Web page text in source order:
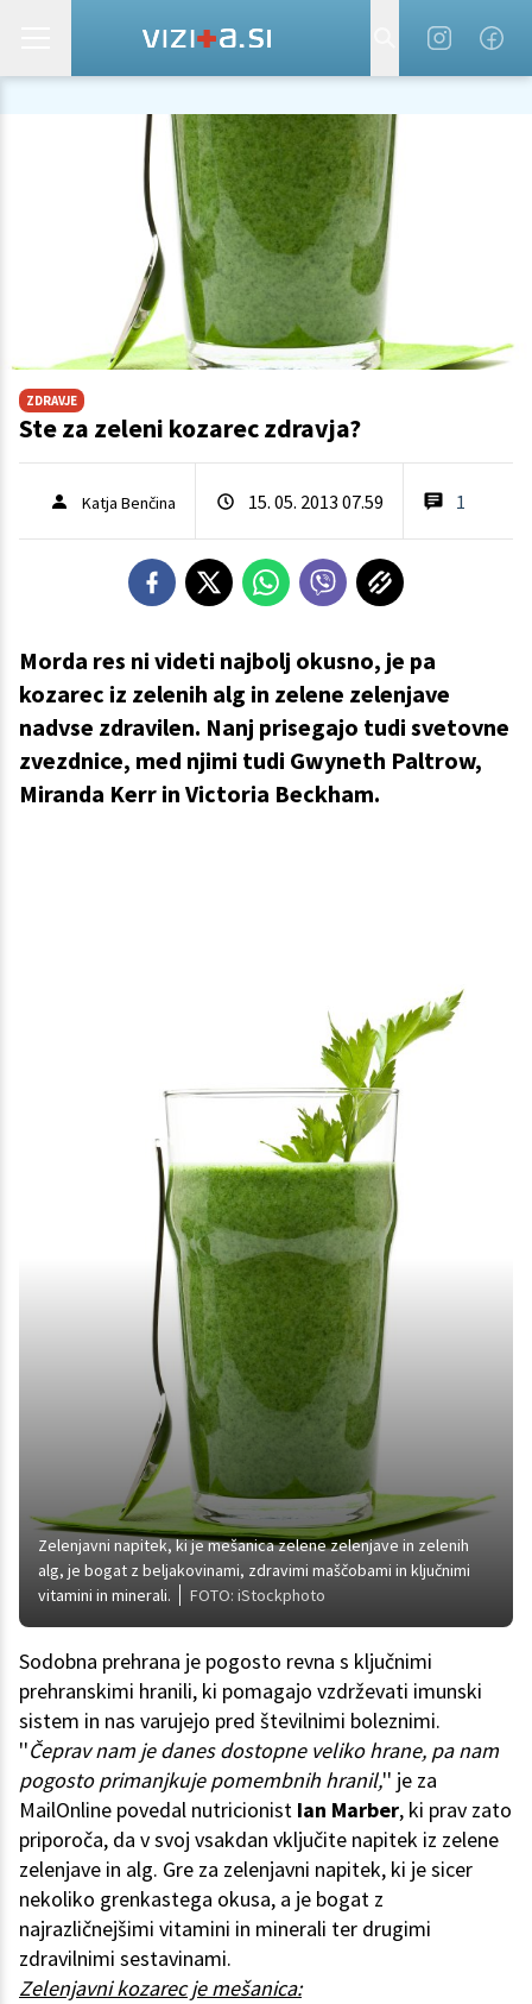
ZDRAVJE
Ste za zeleni kozarec zdravja?
Katja Benčina 15. 05. 2013 07.59 1
Morda res ni videti najbolj okusno, je pa
kozarec iz zelenih alg in zelene zelenjave
nadvse zdravilen. Nanj prisegajo tudi svetovne
zvezdnice, med njimi tudi Gwyneth Paltrow,
Miranda Kerr in Victoria Beckham.
Zelenjavni napitek, ki je mešanica zelene zelenjave in zelenih
alg, je bogat z beljakovinami, zdravimi maščobami in ključnimi
vitamini in minerali.
FOTO: iStockphoto
Sodobna prehrana je pogosto revna s ključnimi
prehranskimi hranili, ki pomagajo vzdrževati imunski
sistem in nas varujejo pred številnimi boleznimi.
''Čeprav nam je danes dostopne veliko hrane, pa nam
pogosto primanjkuje pomembnih hranil,'' je za
MailOnline povedal nutricionist Ian Marber, ki prav zato
priporoča, da v svoj vsakdan vključite napitek iz zelene
zelenjave in alg. Gre za zelenjavni napitek, ki je sicer
nekoliko grenkastega okusa, a je bogat z
najrazličnejšimi vitamini in minerali ter drugimi
zdravilnimi sestavinami.
Zelenjavni kozarec je mešanica: